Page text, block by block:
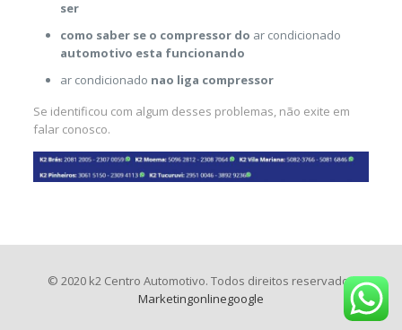
ser
como saber se o compressor do ar condicionado
automotivo esta funcionando
ar condicionado nao liga compressor
Se identificou com algum desses problemas, não exite em
falar conosco.
© 2020 k2 Centro Automotivo. Todos direitos reservados
Marketingonlinegoogle